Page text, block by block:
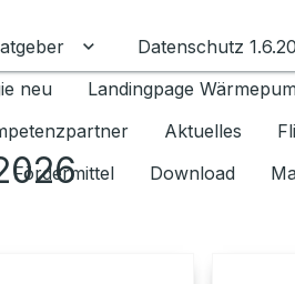
Untermenü für
Datenschutz
neu Landingpage
Aktuelles
Fördermittel Download